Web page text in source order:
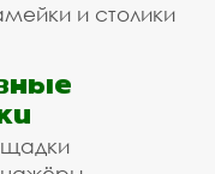
и столики